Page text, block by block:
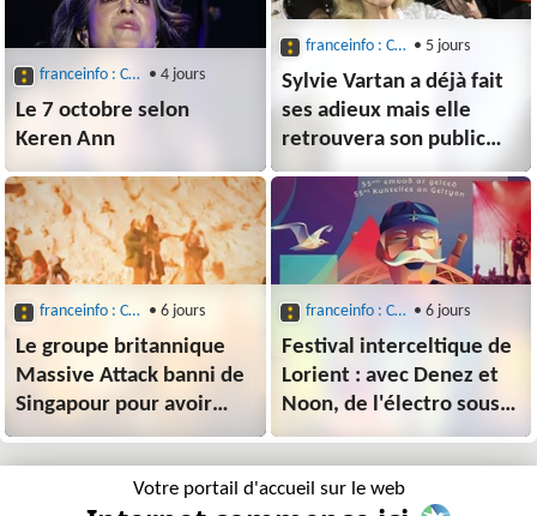
franceinfo : Culture : Musique • 4 jours
Le 7 octobre selon
Keren Ann
franceinfo : Culture : Musique • 5 jours
Sylvie Vartan a déjà fait
ses adieux mais elle
retrouvera son public
dès février 2027
franceinfo : Culture : Musique • 6 jours
Le groupe britannique
Massive Attack banni de
Singapour pour avoir
montré un drapeau
palestinien en concert
franceinfo : Culture : Musique • 6 jours
Festival interceltique de
Lorient : avec Denez et
Noon, de l'électro sous
les chants de marins et
les cornemuses
Votre portail d'accueil sur le web